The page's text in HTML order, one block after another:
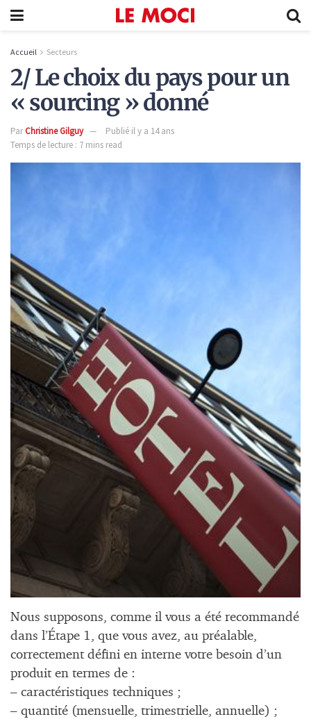
Accueil Secteurs
2/ Le choix du pays pour un
« sourcing » donné
ParChristine Gilguy
Publié il y a 14 ans
Temps de lecture : 7 mins read
Nous supposons, comme il vous a été recommandé
dans l’Étape 1, que vous avez, au préalable,
correctement défini en interne votre besoin d’un
produit en termes de :
– caractéristiques techniques ;
– quantité (mensuelle, trimestrielle, annuelle) ;